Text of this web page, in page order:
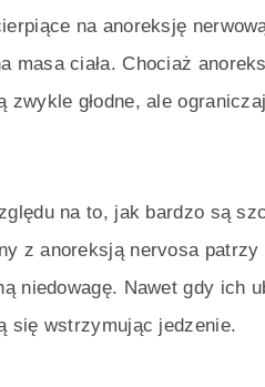
na anoreksję
masa ciała. Chociaż
zwykle głodne, ale
na to, jak bardzo są
z anoreksją nervosa
niedowagę. Nawet gdy ich
się wstrzymując jedzenie.